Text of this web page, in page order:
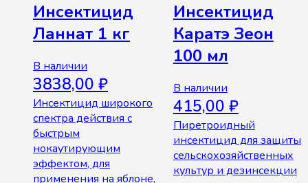
Инсектицид
Ланнат 1 кг
В наличии
3838,00 ₽
Инсектицид широкого
спектра действия с
быстрым
нокаутирующим
эффектом, для
применения на яблоне,
Инсектицид
Каратэ Зеон
100 мл
В наличии
415,00 ₽
Пиретроидный
инсектицид для защиты
сельскохозяйственных
культур и дезинсекции